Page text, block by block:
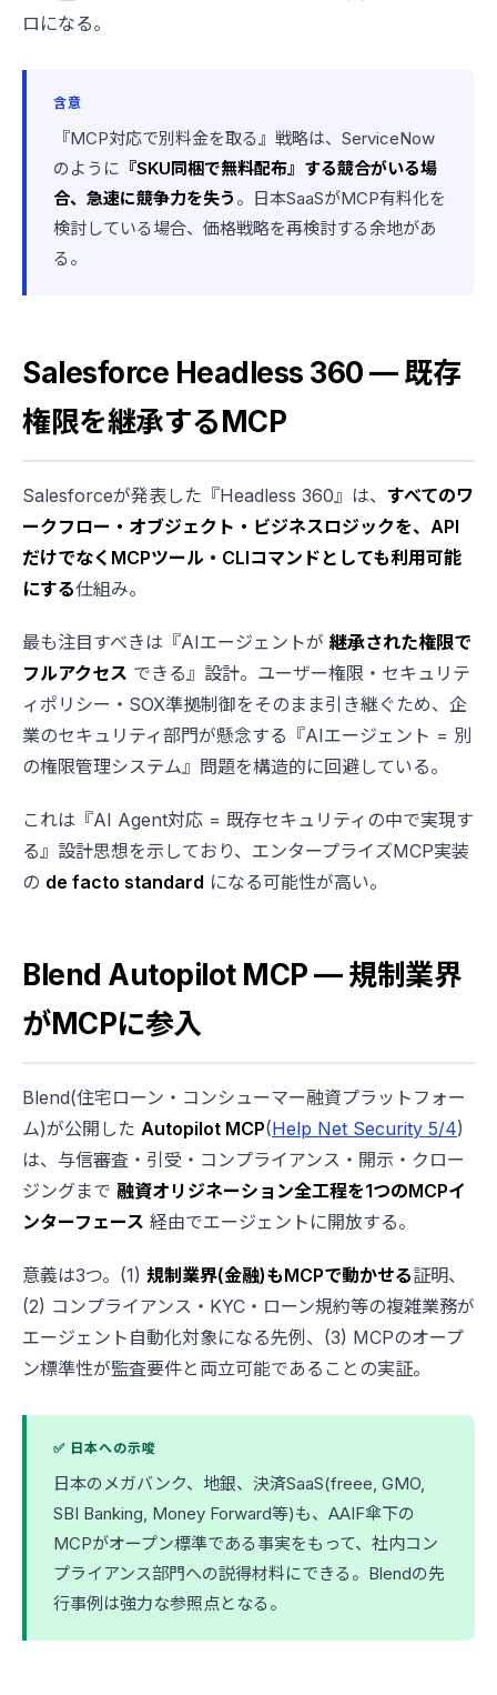
ロになる。
含意
『MCP対応で別料金を取る』戦略は、ServiceNow
のように 『SKU同梱で無料配布』する競合がいる場
合、急速に競争力を失う 。日本SaaSがMCP有料化を
検討している場合、価格戦略を再検討する余地があ
る。
Salesforce Headless 360 — 既存
権限を継承するMCP
Salesforceが発表した『Headless 360』は、 すべてのワ
ークフロー・オブジェクト・ビジネスロジックを、API
だけでなくMCPツール・CLIコマンドとしても利用可能
にする仕組み。
最も注目すべきは『AIエージェントが 継承された権限で
フルアクセス できる』設計。ユーザー権限・セキュリテ
ィポリシー・SOX準拠制御をそのまま引き継ぐため、企
業のセキュリティ部門が懸念する『AIエージェント = 別
の権限管理システム』問題を構造的に回避している。
これは『AI Agent対応 = 既存セキュリティの中で実現す
る』設計思想を示しており、エンタープライズMCP実装
の de facto standard になる可能性が高い。
Blend Autopilot MCP — 規制業界
がMCPに参入
Blend(住宅ローン・コンシューマー融資プラットフォー
ム)が公開した Autopilot MCP(Help Net Security 5/4)
は、与信審査・引受・コンプライアンス・開示・クロー
ジングまで 融資オリジネーション全工程を1つのMCPイ
ンターフェース 経由でエージェントに開放する。
意義は3つ。(1) 規制業界(金融)もMCPで動かせる証明、
(2) コンプライアンス・KYC・ローン規約等の複雑業務が
エージェント自動化対象になる先例、(3) MCPのオープ
ン標準性が監査要件と両立可能であることの実証。
✅ 日本への示唆
日本のメガバンク、地銀、決済SaaS(freee, GMO,
SBI Banking, Money Forward等)も、AAIF傘下の
MCPがオープン標準である事実をもって、社内コン
プライアンス部門への説得材料にできる。Blendの先
行事例は強力な参照点となる。